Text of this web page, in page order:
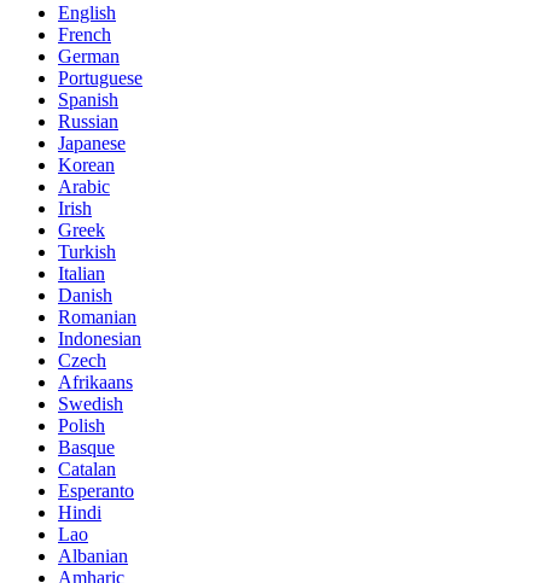
English
French
German
Portuguese
Spanish
Russian
Japanese
Korean
Arabic
Irish
Greek
Turkish
Italian
Danish
Romanian
Indonesian
Czech
Afrikaans
Swedish
Polish
Basque
Catalan
Esperanto
Hindi
Lao
Albanian
Amharic